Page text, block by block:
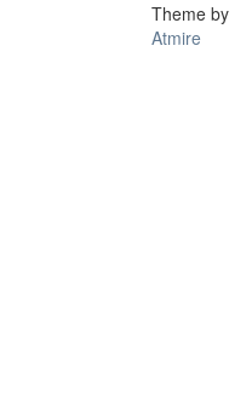
Theme by
Atmire